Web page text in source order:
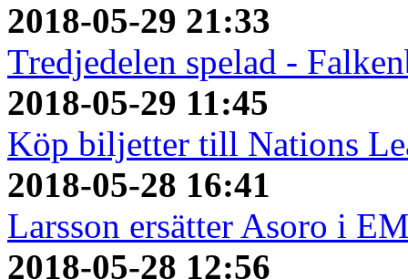
2018-05-29 21:33
Tredjedelen spelad -
2018-05-29 11:45
Köp biljetter till Nations
2018-05-28 16:41
Larsson ersätter Asoro i
2018-05-28 12:56